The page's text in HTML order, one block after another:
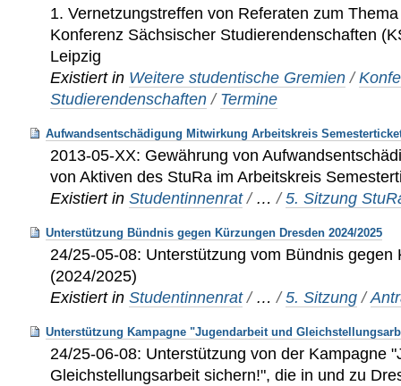
1. Vernetzungstreffen von Referaten zum
Konferenz Sächsischer Studierendenschaften
Leipzig
Existiert in Weitere studentische Gremien /
Studierendenschaften / Termine
Aufwandsentschädigung Mitwirkung Arbeitskreis
2013-05-XX: Gewährung von
von Aktiven des StuRa im Arbeitskreis
Existiert in Studentinnenrat / …/5. Sitzung
Unterstützung Bündnis gegen Kürzungen Dresden 2024/2025
24/25-05-08: Unterstützung vom Bündnis gegen
(2024/2025)
Existiert in Studentinnenrat / …/5. Sitzung /
Unterstützung Kampagne "Jugendarbeit und
24/25-06-08: Unterstützung von der Kampagne
Gleichstellungsarbeit sichern!", die in und zu